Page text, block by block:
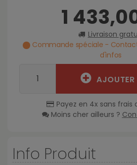
1
Livraison
Commande spéciale -
d'infos
AJOUTER
Payez en 4x sans frais
Moins cher ailleurs ?
Info Produit